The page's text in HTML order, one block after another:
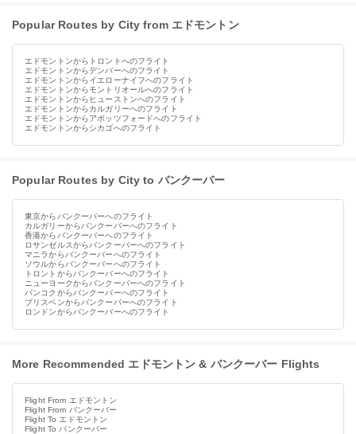
Popular Routes by City from エドモントン
エドモントンからトロントへのフライト
エドモントンからデンバーへのフライト
エドモントンからイエローナイフへのフライト
エドモントンからモントリオールへのフライト
エドモントンからヒューストンへのフライト
エドモントンからカルガリーへのフライト
エドモントンからアボッツフォードへのフライト
エドモントンからシカゴへのフライト
Popular Routes by City to バンクーバー
東京からバンクーバーへのフライト
カルガリーからバンクーバーへのフライト
香港からバンクーバーへのフライト
ロサンゼルスからバンクーバーへのフライト
マニラからバンクーバーへのフライト
ソウルからバンクーバーへのフライト
トロントからバンクーバーへのフライト
ニューヨークからバンクーバーへのフライト
バンコクからバンクーバーへのフライト
ブリスベンからバンクーバーへのフライト
ロンドンからバンクーバーへのフライト
More Recommended エドモントン & バンクーバー Flights
Flight From エドモントン
Flight From バンクーバー
Flight To エドモントン
Flight To バンクーバー